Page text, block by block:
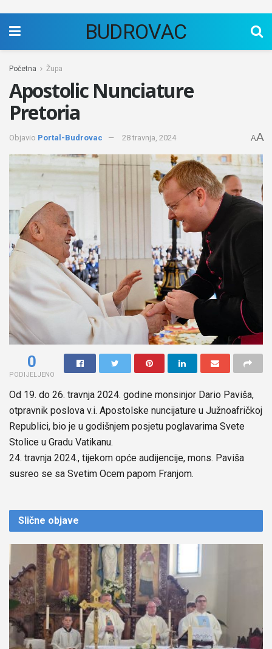
BUDROVAC
Početna Župa
Apostolic Nunciature
Pretoria
Objavio Portal-Budrovac 28 travnja, 2024 AA
0
PODIJELJENO
Od 19. do 26. travnja 2024. godine monsinjor Dario Paviša,
otpravnik poslova v.i. Apostolske nuncijature u Južnoafričkoj
Republici, bio je u godišnjem posjetu poglavarima Svete
Stolice u Gradu Vatikanu.
24. travnja 2024., tijekom opće audijencije, mons. Paviša
susreo se sa Svetim Ocem papom Franjom.
Slične objave